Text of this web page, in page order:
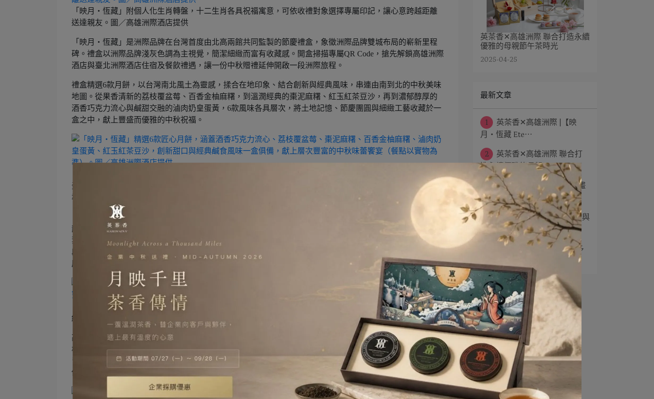
「映月・恆藏」附個人化生肖轉盤，十二生肖各具祝福寓意，可依收禮對象選擇專屬印記，讓心意跨越距離
送達親友。圖／高雄洲際酒店提供
「映月・恆藏」是洲際品牌在台灣首度由北高兩館共同監製的節慶禮盒，象徵洲際品牌雙城布局的嶄新里程
碑。禮盒以洲際品牌淺灰色調為主視覺，簡潔細緻而富有收藏感。開盒掃描專屬QR Code，搶先解鎖高雄洲際
酒店與臺北洲際酒店住宿及餐飲禮遇，讓一份中秋贈禮延伸開啟一段洲際旅程。
禮盒精選6款月餅，以台灣南北風土為靈感，揉合在地印象、結合創新與經典風味，串連由南到北的中秋美味
地圖。從果香清新的荔枝覆盆莓、百香金柚麻糬，到溫潤經典的棗泥麻糬、紅玉紅茶豆沙，再到濃郁醇厚的
酒香巧克力流心與鹹甜交融的滷肉奶皇蛋黃，6款風味各具層次，將土地記憶、節慶團圓與細緻工藝收藏於一
盒之中，獻上豐盛而優雅的中秋祝福。
蛋黃、紅玉紅茶豆沙，創新甜口與經典鹹食風味一盒俱備，獻上層次豐富的中秋味蕾饗宴（餐點以實物為
準）。圖／高雄洲際酒店提供
「映月・恆藏」聯名台灣在地製茶品牌「英茶香」，選用台灣高山清香烏龍，以傳統窨製工藝製成桂花烏
龍。窨製並非添加香料，而是將新鮮有機桂花與茶葉層層堆疊，透過自然呼吸與香氣交換，花香優雅滲入茶
葉。工序繁複仰賴時間掌控與職人經驗，造就茶色蜜綠透亮，入口柔滑甜潤的口感；前段桂花蜜香清雅，中
段烏龍蘭花香娓娓鋪陳，尾韻回甘綿長，完整保留高山烏龍的厚度與層次，搭配六款月餅享用，更添東方節
慶的雅致韻味。
「映月・恆藏」聯名台灣在地製茶品牌「英茶香」，以傳統窨製工藝將桂花香氣融入高山烏龍茶底。茶色蜜
綠透亮，前段桂花蜜香清雅，中段蘭花山韻悠長，尾韻回甘綿長。圖／高雄洲際酒店提供
高雄洲際酒店長期推動永續理念與實踐，「映月・恆藏」禮盒設計亦延續這份承諾。禮盒內置精緻格層結
構，節慶期間用於盛放6款月餅；節慶過後，格層可直接轉作首飾收納盒，讓項鍊、耳環、戒指、手鍊等飾品
皆有專屬空間，設計美學自然融入日常空間。透過可再利用設計減少一次性包裝，也讓這份中秋祝福持續延
伸至生活中。
英茶香✕高雄洲際 聯合打造永續
優雅的母親節午茶時光
2025-04-25
最新文章
1
英茶香✕高雄洲際 |【映
月・恆藏 Ete⋯
2
英茶香✕高雄洲際 聯合打
造永續優雅的母親⋯
英茶香中秋禮盒「話月･畫
悅」茶香鳳梨酥傳⋯
4
英茶香茶旅禮盒兼具創意與
視覺美感 歐式⋯
英茶香混紡茶新品上市 多